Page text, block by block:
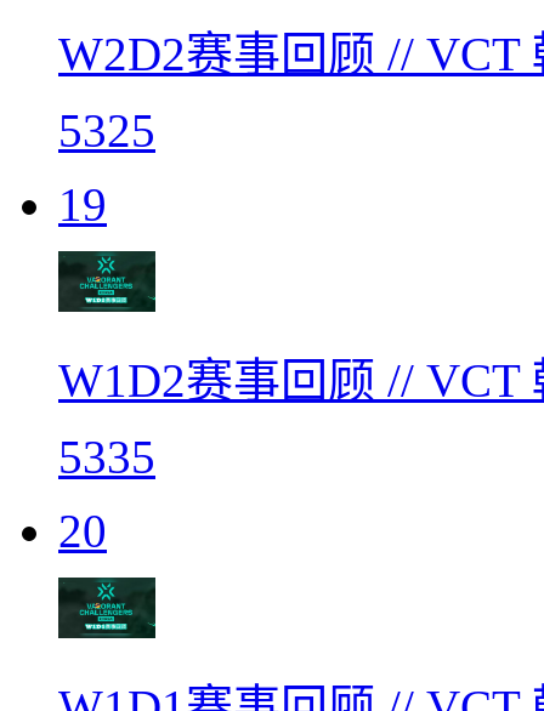
W2D2赛事回顾 // VCT
5325
19
W1D2赛事回顾 // VCT
5335
20